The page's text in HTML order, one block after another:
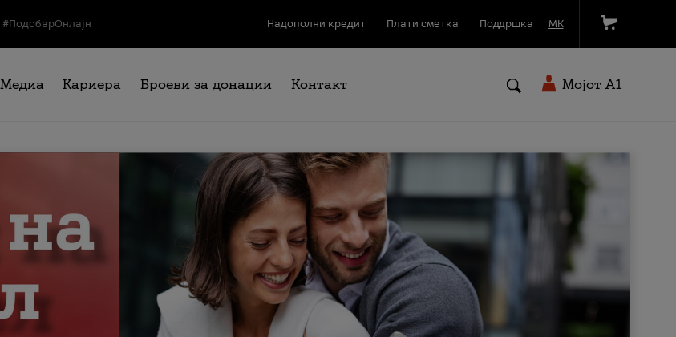
#ПодобарОнлајн Надополни кредит Плати сметка Поддршка МК
Медиа Кариера Броеви за донации Контакт Мојот A1